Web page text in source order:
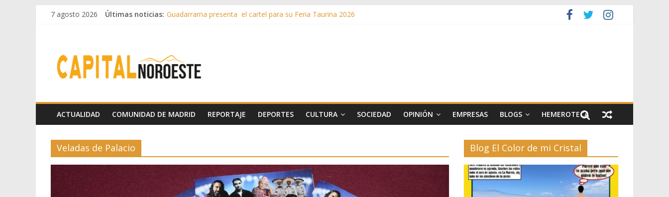
7 agosto 2026 Últimas noticias: Guadarrama presenta el cartel para su Feria Taurina 2026
Alerta de consumos inusuales de agua potable gracias a la telelectura de Canal de Isabel II
ACTUALIDAD COMUNIDAD DE MADRID REPORTAJE DEPORTES CULTURA SOCIEDAD OPINIÓN EMPRESAS BLOGS HEMEROTECA
Veladas de Palacio Blog El Color de mi Cristal